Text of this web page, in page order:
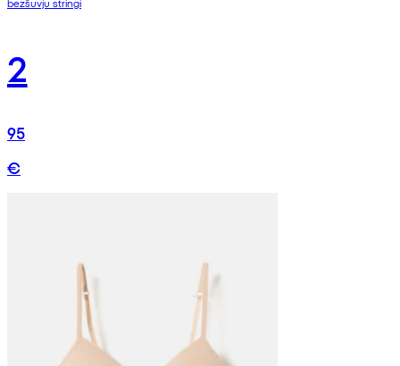
bezšuvju stringi
2
95
€